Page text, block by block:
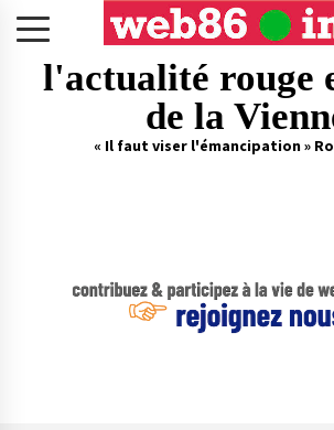
l'actualité rouge
de la
« Il faut viser l'émancipation »